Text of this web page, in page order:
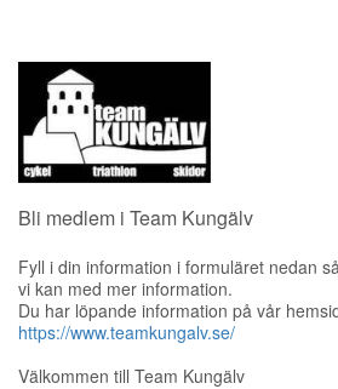
Bli medlem i Team Kungälv
Fyll i din information i formuläret nedan
vi kan med mer information.
Du har löpande information på vår
https://www.teamkungalv.se/
Välkommen till Team Kungälv